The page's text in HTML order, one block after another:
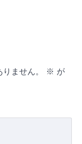
ません。 ※ が